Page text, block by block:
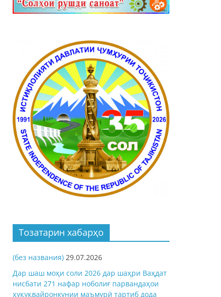
Тозатарин хабарҳо
(без названия) 29.07.2026
Дар шаш моҳи соли 2026 дар шаҳри Ваҳдат
нисбати 271 нафар ноболиғ парвандаҳои
ҳуқуқвайронкунии маъмурӣ тартиб дода